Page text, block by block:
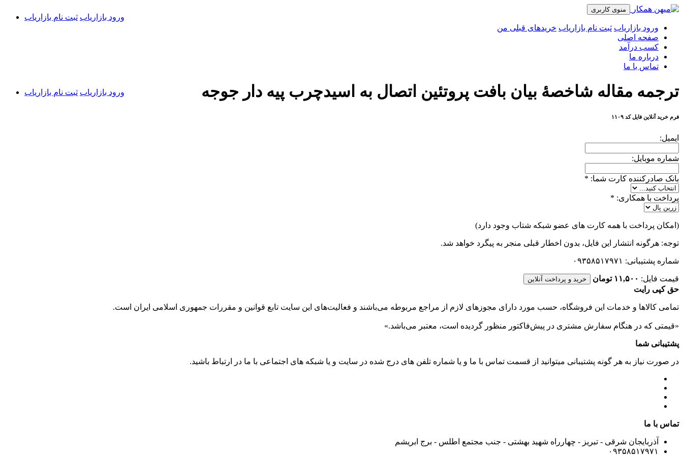
منوی کاربری
ورود بازاریاب ثبت نام بازاریاب
ورود بازاریاب ثبت نام بازاریاب خریدهای قبلی من
صفحه اصلی
کسب درآمد
درباره ما
تماس با ما
ورود بازاریاب ثبت نام بازاریاب ترجمه مقاله شاخصۀ بیان بافت پروتئین اتصال به اسیدچرب پیه دار جوجه
فرم خرید آنلاین فایل کد ۱۱۰۹
ایمیل:
شماره موبایل:
بانک صادرکننده کارت شما: *
پرداخت با همکاری: *
(امکان پرداخت با همه کارت های عضو شبکه شتاب وجود دارد)
توجه: هرگونه انتشار این فایل، بدون اخطار قبلی منجر به پیگرد خواهد شد.
شماره پشتیبانی: ۰۹۳۵۸۵۱۷۹۷۱
قیمت فایل: ۱۱,۵۰۰ تومان خرید و پرداخت آنلاین
حق کپی رایت
تمامی كالاها و خدمات اين فروشگاه، حسب مورد دارای مجوزهای لازم از مراجع مربوطه می‌باشند و فعاليت‌های اين سايت تابع قوانين و مقررات جمهوری اسلامی ايران است.
«قیمتی که در هنگام سفارش مشتری در پیش‌­فاکتور منظور گرديده است، معتبر می‌باشد.»
پشتیبانی شما
در صورت نیاز به هر گونه پشتیبانی میتوانید از قسمت تماس با ما و یا شماره تلفن های درج شده در سایت و یا شبکه های اجتماعی با ما در ارتباط باشید.
تماس با ما
آذربایجان شرقی - تبریز - چهارراه شهید بهشتی - جنب مجتمع اطلس - برج ابریشم
۰۹۳۵۸۵۱۷۹۷۱